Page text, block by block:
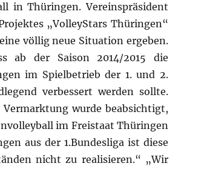
in Thüringen. Vereinspräsident
„VolleyStars Thüringen“
völlig neue Situation ergeben.
ab der Saison 2014/2015 die
im Spielbetrieb der 1. und 2.
verbessert werden sollte.
wurde beabsichtigt,
im Freistaat Thüringen
aus der 1.Bundesliga ist diese
nicht zu realisieren.“ „Wir